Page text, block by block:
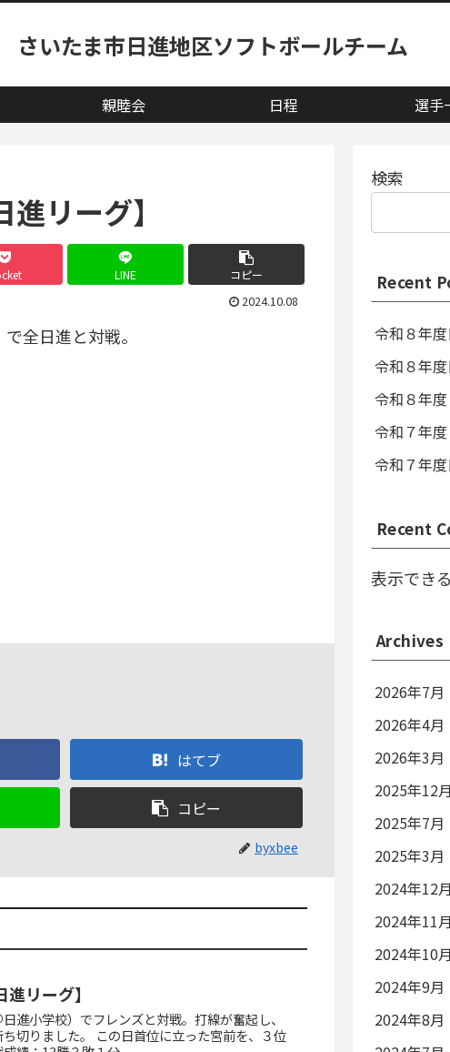
さいたま市日進地区ソフトボールチーム
親睦会 日程 選手
リーグ】
LINE コピー
2024.10.08
全日進と対戦。
はてブ
コピー
byxbee
リーグ】
進小学校）でフレンズと対戦。打線が奮起し、
切りました。 この日首位に立った宮前を、３位
検索
Recent
令和８年
令和８年
令和８年
令和７年
令和７年
Recent
表示でき
Archives
2026年7月
2026年4月
2026年3月
2025年12月
2025年7月
2025年3月
2024年12月
2024年11月
2024年10月
2024年9月
2024年8月